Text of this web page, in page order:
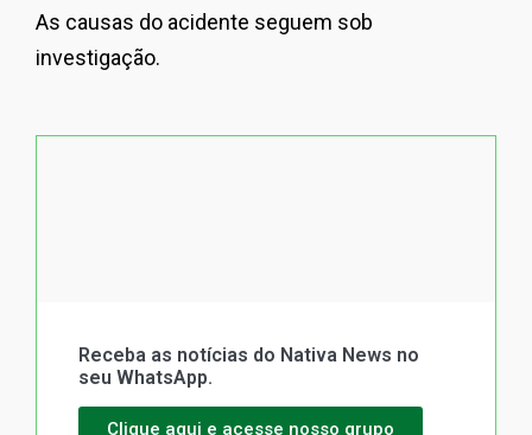
As causas do acidente seguem sob
investigação.
Receba as notícias do Nativa News no
seu WhatsApp.
Clique aqui e acesse nosso grupo